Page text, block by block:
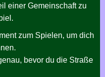
einer Gemeinschaft zu
zum Spielen, um dich
bevor du die Straße